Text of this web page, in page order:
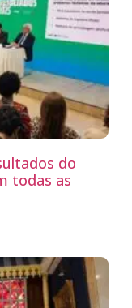
do
todas as